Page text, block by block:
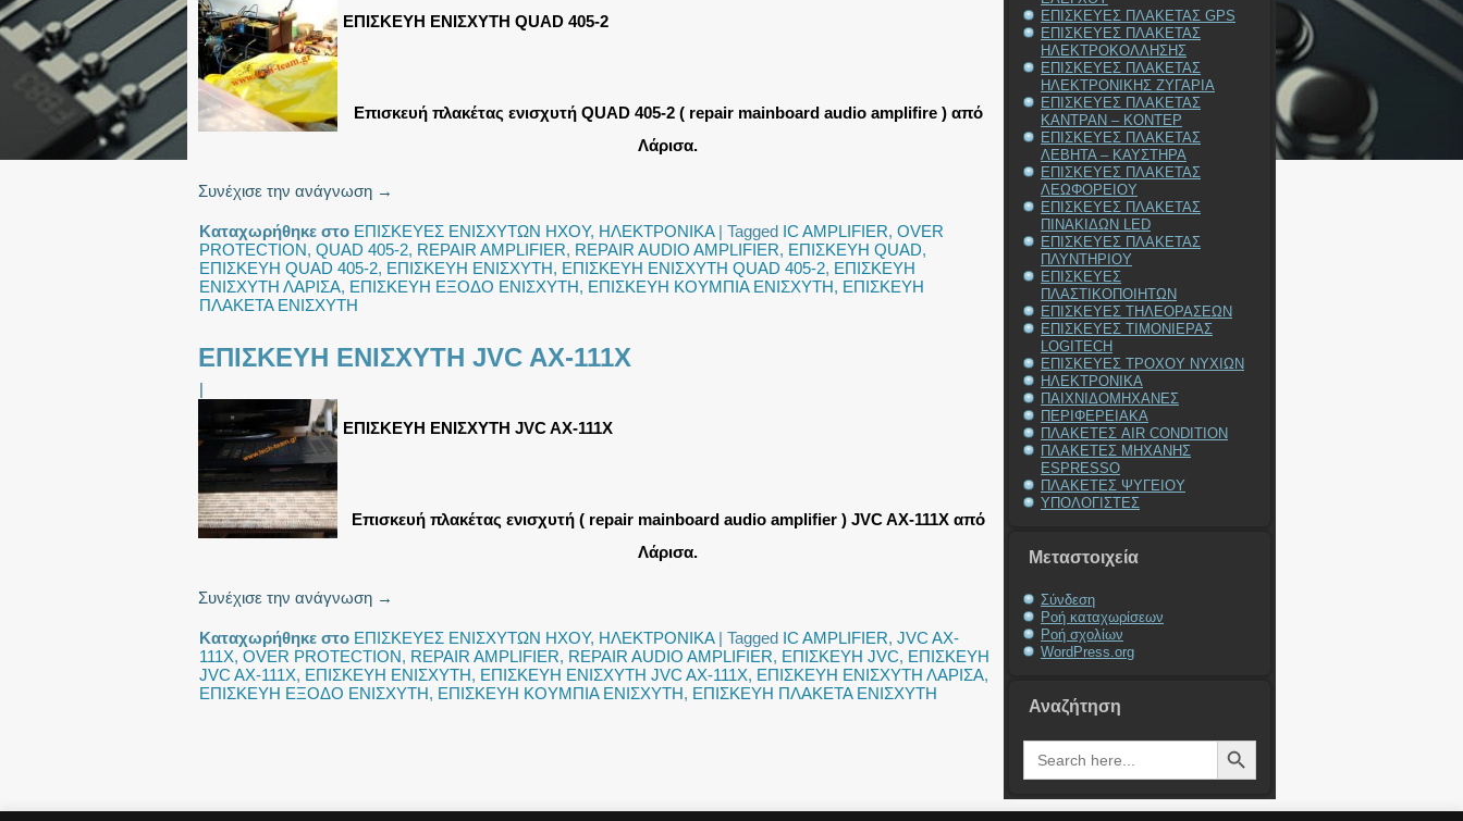
ΕΠΙΣΚΕΥΗ ΕΝΙΣΧΥΤΗ QUAD 405-2
Επισκευή πλακέτας ενισχυτή QUAD 405-2 ( repair mainboard audio amplifire ) από
Λάρισα.
Συνέχισε την ανάγνωση →
Καταχωρήθηκε στο ΕΠΙΣΚΕΥΕΣ ΕΝΙΣΧΥΤΩΝ ΗΧΟΥ, ΗΛΕΚΤΡΟΝΙΚΑ| Tagged IC AMPLIFIER, OVER
PROTECTION, QUAD 405-2, REPAIR AMPLIFIER, REPAIR AUDIO AMPLIFIER, ΕΠΙΣΚΕΥΗ QUAD,
ΕΠΙΣΚΕΥΗ QUAD 405-2, ΕΠΙΣΚΕΥΗ ΕΝΙΣΧΥΤΗ, ΕΠΙΣΚΕΥΗ ΕΝΙΣΧΥΤΗ QUAD 405-2, ΕΠΙΣΚΕΥΗ
ΕΝΙΣΧΥΤΗ ΛΑΡΙΣΑ, ΕΠΙΣΚΕΥΗ ΕΞΟΔΟ ΕΝΙΣΧΥΤΗ, ΕΠΙΣΚΕΥΗ ΚΟΥΜΠΙΑ ΕΝΙΣΧΥΤΗ, ΕΠΙΣΚΕΥΗ
ΠΛΑΚΕΤΑ ΕΝΙΣΧΥΤΗ
ΕΠΙΣΚΕΥΗ ΕΝΙΣΧΥΤΗ JVC AX-111X
|
ΕΠΙΣΚΕΥΗ ΕΝΙΣΧΥΤΗ JVC AX-111X
Επισκευή πλακέτας ενισχυτή ( repair mainboard audio amplifier ) JVC AX-111X από
Λάρισα.
Συνέχισε την ανάγνωση →
Καταχωρήθηκε στο ΕΠΙΣΚΕΥΕΣ ΕΝΙΣΧΥΤΩΝ ΗΧΟΥ, ΗΛΕΚΤΡΟΝΙΚΑ| Tagged IC AMPLIFIER, JVC AX-
111X, OVER PROTECTION, REPAIR AMPLIFIER, REPAIR AUDIO AMPLIFIER, ΕΠΙΣΚΕΥΗ JVC, ΕΠΙΣΚΕΥΗ
JVC AX-111X, ΕΠΙΣΚΕΥΗ ΕΝΙΣΧΥΤΗ, ΕΠΙΣΚΕΥΗ ΕΝΙΣΧΥΤΗ JVC AX-111X, ΕΠΙΣΚΕΥΗ ΕΝΙΣΧΥΤΗ ΛΑΡΙΣΑ,
ΕΠΙΣΚΕΥΗ ΕΞΟΔΟ ΕΝΙΣΧΥΤΗ, ΕΠΙΣΚΕΥΗ ΚΟΥΜΠΙΑ ΕΝΙΣΧΥΤΗ, ΕΠΙΣΚΕΥΗ ΠΛΑΚΕΤΑ ΕΝΙΣΧΥΤΗ
ΕΠΙΣΚΕΥΕΣ ΠΛΑΚΕΤΑΣ GPS
ΕΠΙΣΚΕΥΕΣ ΠΛΑΚΕΤΑΣ
ΗΛΕΚΤΡΟΚΟΛΛΗΣΗΣ
ΕΠΙΣΚΕΥΕΣ ΠΛΑΚΕΤΑΣ
ΗΛΕΚΤΡΟΝΙΚΗΣ ΖΥΓΑΡΙΑ
ΕΠΙΣΚΕΥΕΣ ΠΛΑΚΕΤΑΣ
ΚΑΝΤΡΑΝ – ΚΟΝΤΕΡ
ΕΠΙΣΚΕΥΕΣ ΠΛΑΚΕΤΑΣ
ΛΕΒΗΤΑ – ΚΑΥΣΤΗΡΑ
ΕΠΙΣΚΕΥΕΣ ΠΛΑΚΕΤΑΣ
ΛΕΩΦΟΡΕΙΟΥ
ΕΠΙΣΚΕΥΕΣ ΠΛΑΚΕΤΑΣ
ΠΙΝΑΚΙΔΩΝ LED
ΕΠΙΣΚΕΥΕΣ ΠΛΑΚΕΤΑΣ
ΠΛΥΝΤΗΡΙΟΥ
ΕΠΙΣΚΕΥΕΣ
ΠΛΑΣΤΙΚΟΠΟΙΗΤΩΝ
ΕΠΙΣΚΕΥΕΣ ΤΗΛΕΟΡΑΣΕΩΝ
ΕΠΙΣΚΕΥΕΣ ΤΙΜΟΝΙΕΡΑΣ
LOGITECH
ΕΠΙΣΚΕΥΕΣ ΤΡΟΧΟΥ ΝΥΧΙΩΝ
ΗΛΕΚΤΡΟΝΙΚΑ
ΠΑΙΧΝΙΔΟΜΗΧΑΝΕΣ
ΠΕΡΙΦΕΡΕΙΑΚΑ
ΠΛΑΚΕΤΕΣ AIR CONDITION
ΠΛΑΚΕΤΕΣ ΜΗΧΑΝΗΣ
ESPRESSO
ΠΛΑΚΕΤΕΣ ΨΥΓΕΙΟΥ
ΥΠΟΛΟΓΙΣΤΕΣ
Μεταστοιχεία
Σύνδεση
Ροή καταχωρίσεων
Ροή σχολίων
WordPress.org
Αναζήτηση
Search
for:
Search Button